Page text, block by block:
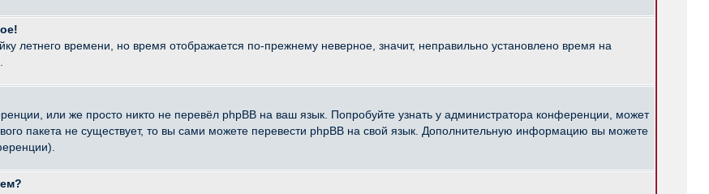
летнего времени, но время отображается по-прежнему неверное, значит, неправильно установлено время на
или же просто никто не перевёл phpBB на ваш язык. Попробуйте узнать у администратора конференции, может
пакета не существует, то вы сами можете перевести phpBB на свой язык. Дополнительную информацию вы можете